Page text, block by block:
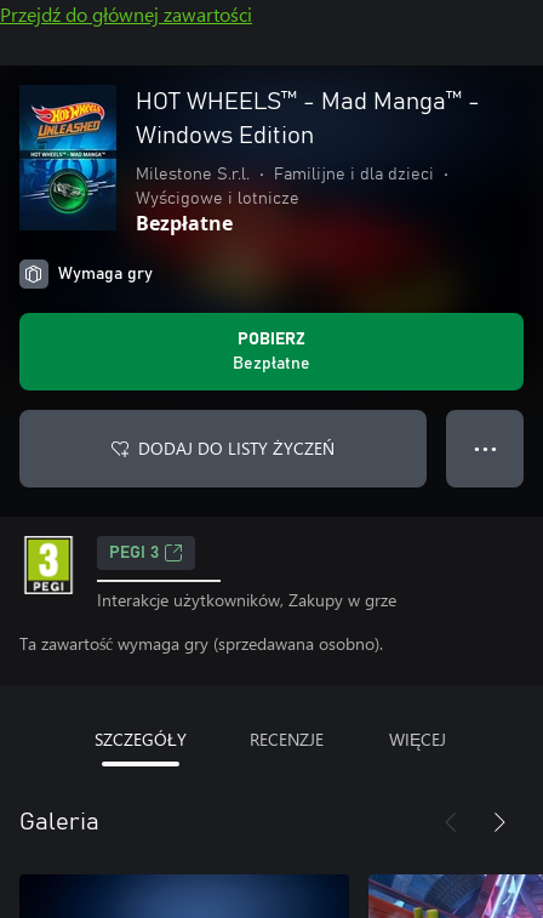
Przejdź do głównej zawartości
HOT WHEELS™ - Mad Manga™ -
Windows Edition
Milestone S.r.l. • Familijne i dla dzieci
•
Wyścigowe i lotnicze
Bezpłatne
Wymaga gry
POBIERZ
Bezpłatne
DODAJ DO LISTY ŻYCZEŃ ● ● ●
PEGI 3
Interakcje użytkowników, Zakupy w grze
Ta zawartość wymaga gry (sprzedawana osobno).
SZCZEGÓŁY RECENZJE WIĘCEJ
Galeria